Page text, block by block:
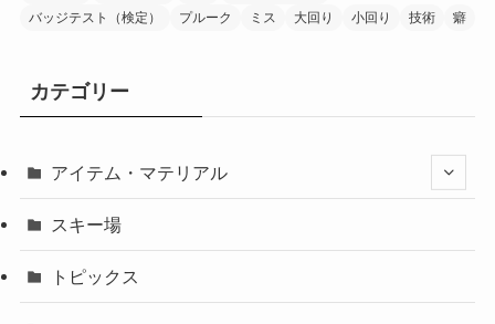
バッジテスト（検定） プルーク ミス 大回り 小回り 技術 癖
カテゴリー
アイテム・マテリアル
スキー場
トピックス